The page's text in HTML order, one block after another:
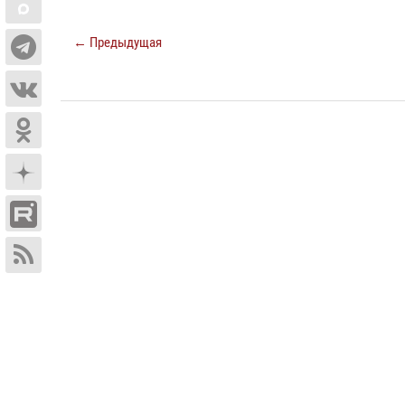
← Предыдущая